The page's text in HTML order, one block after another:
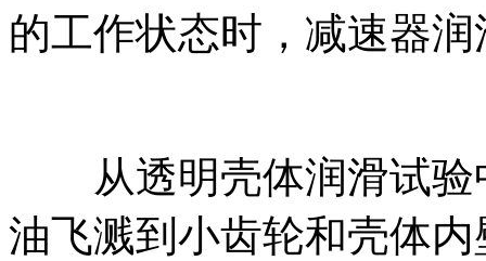
的工作状态时，减速器
从透明壳体润滑试验
油飞溅到小齿轮和壳体